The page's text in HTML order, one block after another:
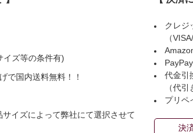
ズ等の条件有)
で国内送料無料！！
イズによって弊社にて選択させて
クレジ
（
PayPay
代金引
（代
プリペ
決